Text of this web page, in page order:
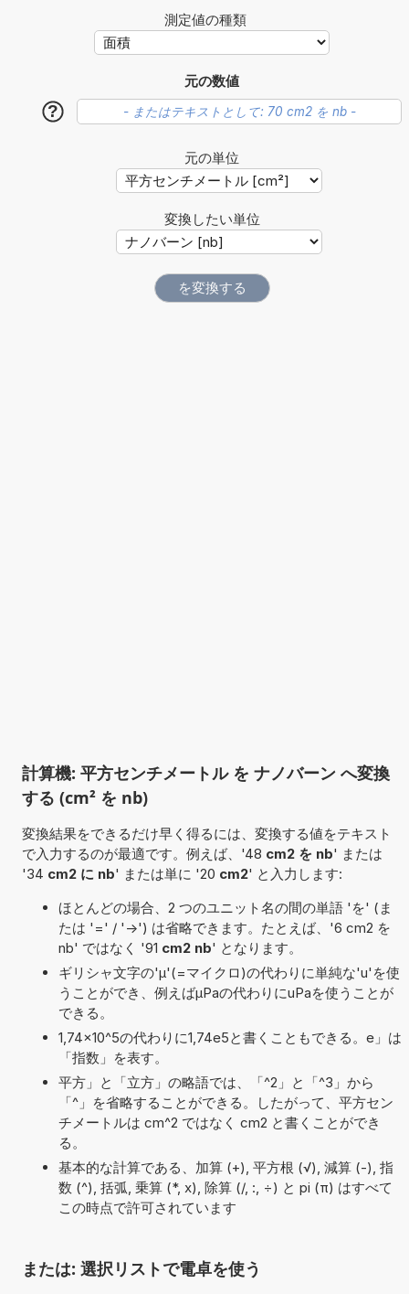
測定値の種類
元の数値
?
元の単位
変換したい単位
計算機: 平方センチメートル を ナノバーン へ変換
する (cm² を nb)
変換結果をできるだけ早く得るには、変換する値をテキスト
で入力するのが最適です。例えば、'48 cm2 を nb' または
'34 cm2 に nb' または単に '20 cm2' と入力します:
ほとんどの場合、2 つのユニット名の間の単語 'を' (ま
たは '=' / '->') は省略できます。たとえば、'6 cm2 を
nb' ではなく '91 cm2 nb' となります。
ギリシャ文字の'μ'(=マイクロ)の代わりに単純な'u'を使
うことができ、例えばµPaの代わりにuPaを使うことが
できる。
1,74×10^5の代わりに1,74e5と書くこともできる。e」は
「指数」を表す。
平方」と「立方」の略語では、「^2」と「^3」から
「^」を省略することができる。したがって、平方セン
チメートルは cm^2 ではなく cm2 と書くことができ
る。
基本的な計算である、加算 (+), 平方根 (√), 減算 (-), 指
数 (^), 括弧, 乗算 (*, x), 除算 (/, :, ÷) と pi (π) はすべて
この時点で許可されています
または: 選択リストで電卓を使う